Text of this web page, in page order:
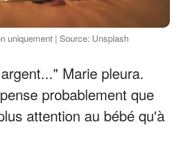
uniquement | Source: Unsplash
Marie pleura.
probablement que
attention au bébé qu'à